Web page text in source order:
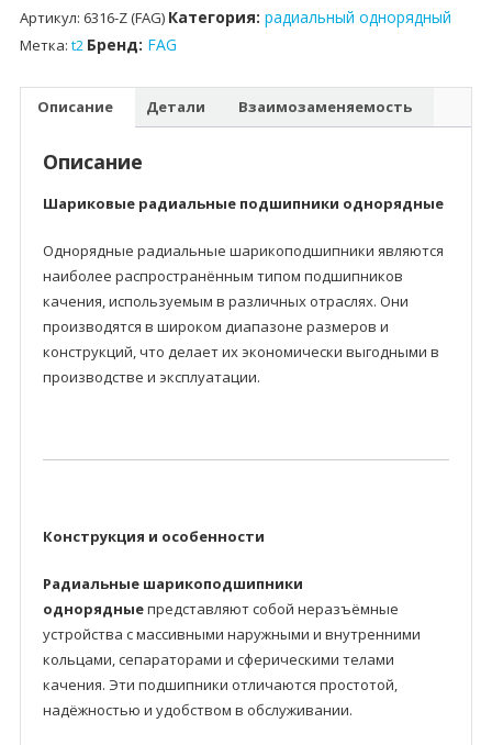
Артикул: 6316-Z (FAG) Категория: радиальный однорядный
Метка: t2 Бренд: FAG
Описание Детали Взаимозаменяемость
Описание
Шариковые радиальные подшипники однорядные
Однорядные радиальные шарикоподшипники являются
наиболее распространённым типом подшипников
качения, используемым в различных отраслях. Они
производятся в широком диапазоне размеров и
конструкций, что делает их экономически выгодными в
производстве и эксплуатации.
Конструкция и особенности
Радиальные шарикоподшипники
однорядныепредставляют собой неразъёмные
устройства с массивными наружными и внутренними
кольцами, сепараторами и сферическими телами
качения. Эти подшипники отличаются простотой,
надёжностью и удобством в обслуживании.